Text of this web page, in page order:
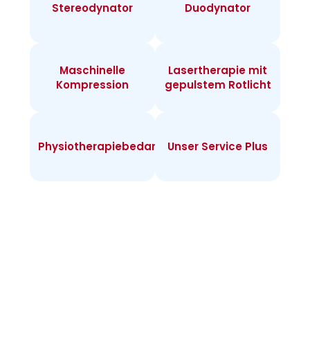
Stereodynator Duodynator
Maschinelle
Kompression
Lasertherapie mit
gepulstem Rotlicht
Physiotherapiebedarf Unser Service Plus